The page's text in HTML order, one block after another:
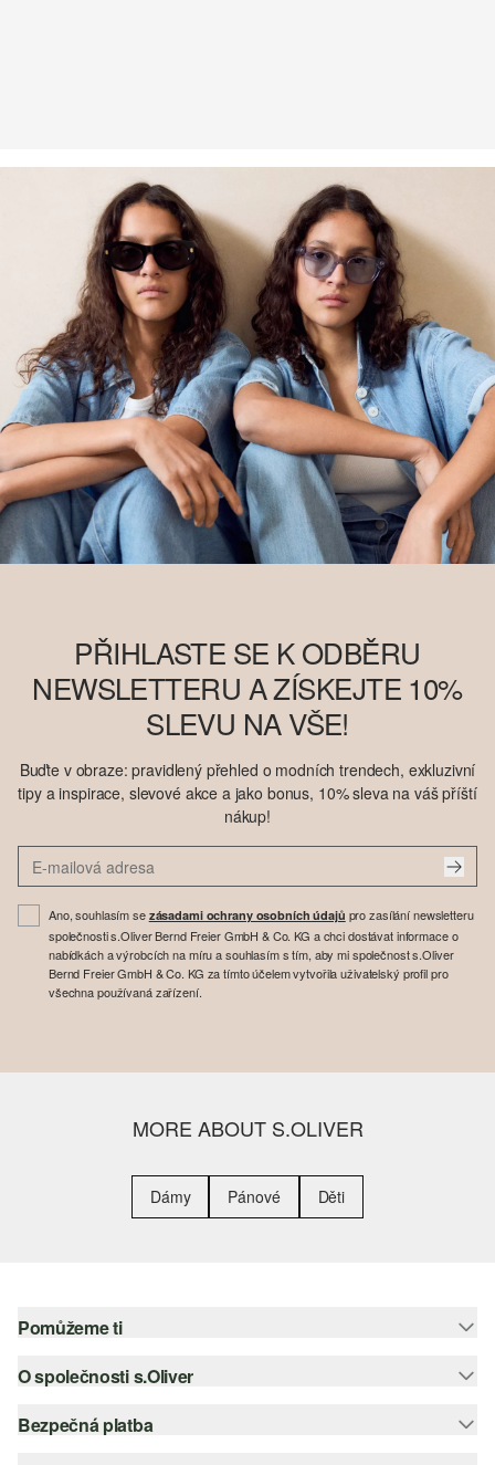
PŘIHLASTE SE K ODBĚRU
NEWSLETTERU A ZÍSKEJTE 10%
SLEVU NA VŠE!
Buďte v obraze: pravidlený přehled o modních trendech, exkluzivní
tipy a inspirace, slevové akce a jako bonus, 10% sleva na váš příští
nákup!
Ano, souhlasím se zásadami ochrany osobních údajů pro zasílání newsletteru
společnosti s.Oliver Bernd Freier GmbH & Co. KG a chci dostávat informace o
nabídkách a výrobcích na míru a souhlasím s tím, aby mi společnost s.Oliver
Bernd Freier GmbH & Co. KG za tímto účelem vytvořila uživatelský profil pro
všechna používaná zařízení.
MORE ABOUT S.OLIVER
Dámy Pánové Děti
Pomůžeme ti
Nápověda – často kladené otázky
Nápověda k velikostem
O společnosti s.Oliver
Newsletter
Bezpečná platba